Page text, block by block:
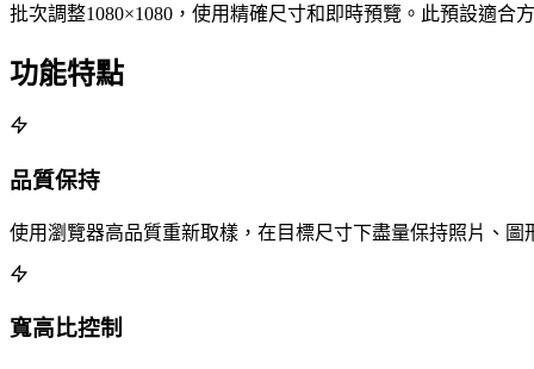
批次調整1080×1080，使用精確尺寸和即時預覽。此預設適合
功能特點
品質保持
使用瀏覽器高品質重新取樣，在目標尺寸下盡量保持照片、圖
寬高比控制